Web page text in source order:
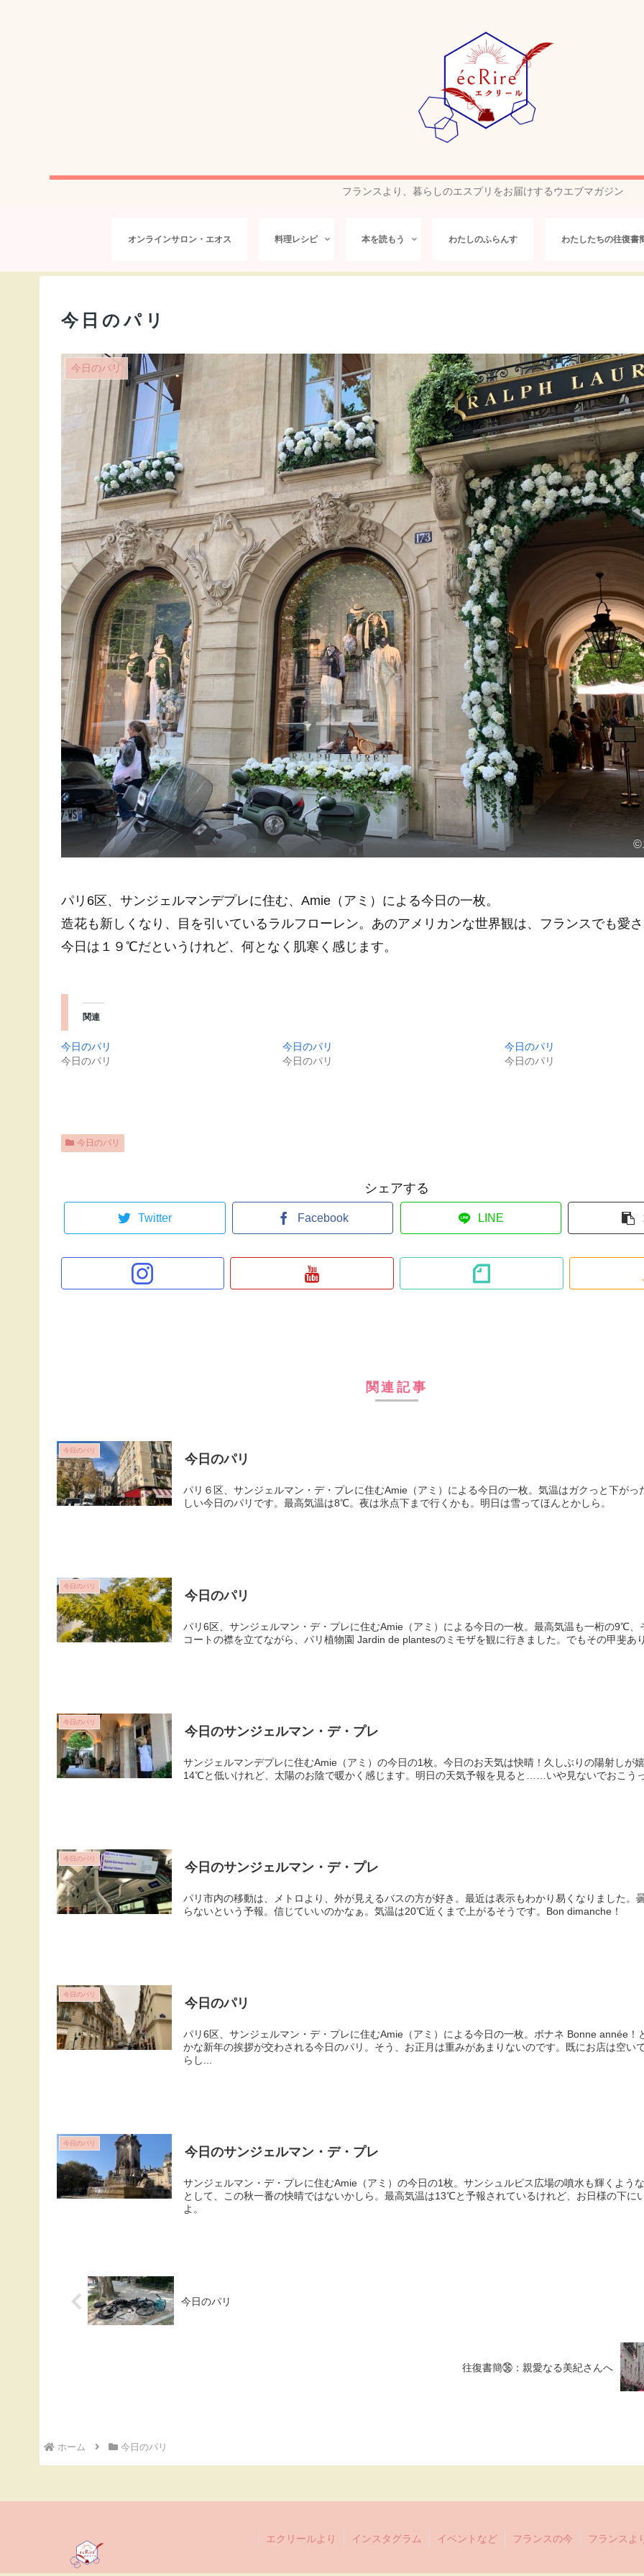
フランスより、暮らしのエスプリをお届けするウエブマガジン
オンラインサロン・エオス 料理レシピ 本を読もう わたしのふらんす わたしたちの往復書
今日のパリ
今日のパリ
©
パリ6区、サンジェルマンデプレに住む、Amie（アミ）による今日の一枚。
造花も新しくなり、目を引いているラルフローレン。あのアメリカンな世界観は、フランスでも愛
今日は１９℃だというけれど、何となく肌寒く感じます。
関連
今日のパリ
今日のパリ
今日のパリ
今日のパリ
今日のパリ
今日のパリ
今日のパリ
シェアする
Twitter Facebook LINE
関連記事
今日のパリ
今日のパリ
パリ６区、サンジェルマン・デ・プレに住むAmie（アミ）による今日の一枚。気温はガクっと下がっ
しい今日のパリです。最高気温は8℃。夜は氷点下まで行くかも。明日は雪ってほんとかしら。
今日のパリ
今日のパリ
パリ6区、サンジェルマン・デ・プレに住むAmie（アミ）による今日の一枚。最高気温も一桁の9℃、
コートの襟を立てながら、パリ植物園 Jardin de plantesのミモザを観に行きました。でもその甲斐あ
今日のパリ
今日のサンジェルマン・デ・プレ
サンジェルマンデプレに住むAmie（アミ）の今日の1枚。今日のお天気は快晴！久しぶりの陽射しが
14℃と低いけれど、太陽のお陰で暖かく感じます。明日の天気予報を見ると……いや見ないでおこう
今日のパリ
今日のサンジェルマン・デ・プレ
パリ市内の移動は、メトロより、外が見えるバスの方が好き。最近は表示もわかり易くなりました。
らないという予報。信じていいのかなぁ。気温は20℃近くまで上がるそうです。Bon dimanche！
今日のパリ
今日のパリ
パリ6区、サンジェルマン・デ・プレに住むAmie（アミ）による今日の一枚。ボナネ Bonne année！
かな新年の挨拶が交わされる今日のパリ。そう、お正月は重みがあまりないのです。既にお店は空い
らし...
今日のパリ
今日のサンジェルマン・デ・プレ
サンジェルマン・デ・プレに住むAmie（アミ）の今日の1枚。サンシュルピス広場の噴水も輝くよう
として、この秋一番の快晴ではないかしら。最高気温は13℃と予報されているけれど、お日様の下に
よ。
今日のパリ
往復書簡㊱：親愛なる美紀さんへ
ホーム 今日のパリ
エクリールより インスタグラム イベントなど フランスの今 フランスよ